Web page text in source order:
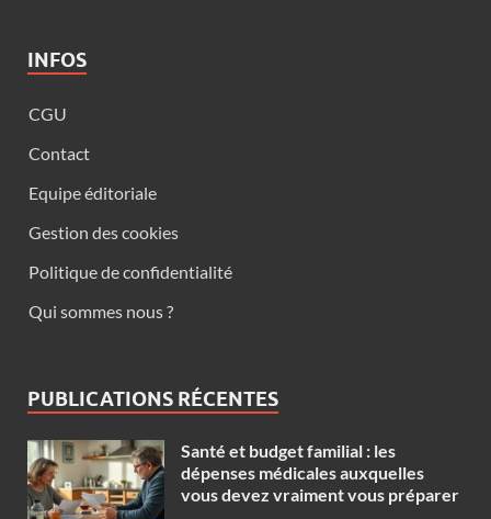
INFOS
CGU
Contact
Equipe éditoriale
Gestion des cookies
Politique de confidentialité
Qui sommes nous ?
PUBLICATIONS RÉCENTES
Santé et budget familial : les
dépenses médicales auxquelles
vous devez vraiment vous préparer